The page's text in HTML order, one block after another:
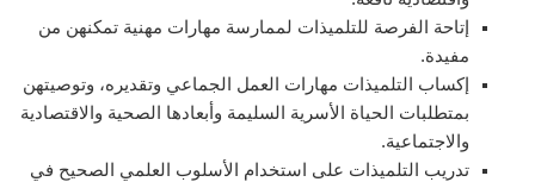
إتاحة الفرصة للتلميذات لممارسة مهارات مهنية تمكنهن من
مفيدة.
إكساب التلميذات مهارات العمل الجماعي وتقديره، وتوصيتهن
بمتطلبات الحياة الأسرية السليمة وأبعادها الصحية والاقتصادية
والاجتماعية.
تدريب التلميذات على استخدام الأسلوب العلمي الصحيح في